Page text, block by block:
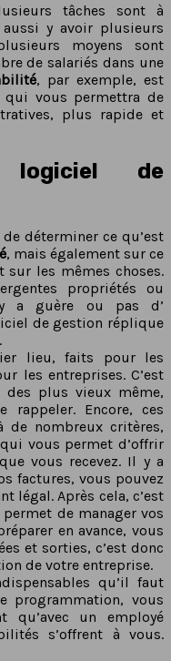
tâches sont à
y avoir plusieurs
moyens sont
de salariés dans une
, par exemple, est
qui vous permettra de
plus rapide et
de
déterminer ce qu’est
, mais également sur ce
sur les mêmes choses.
propriétés ou
a guère ou pas d’
de gestion réplique
lieu, faits pour les
les entreprises. C’est
plus vieux même,
Encore, ces
de nombreux critères,
vous permet d’offrir
vous recevez. Il y a
factures, vous pouvez
légal. Après cela, c’est
de manager vos
en avance, vous
et sorties, c’est donc
de votre entreprise.
qu’il faut
programmation, vous
qu’avec un employé
s’offrent à vous.